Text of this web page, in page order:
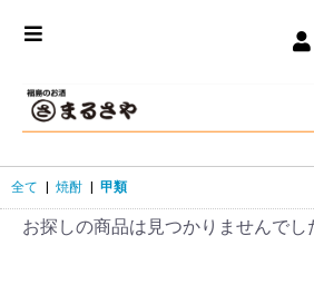
全て 焼酎 甲類
お探しの商品は見つかりませんでし